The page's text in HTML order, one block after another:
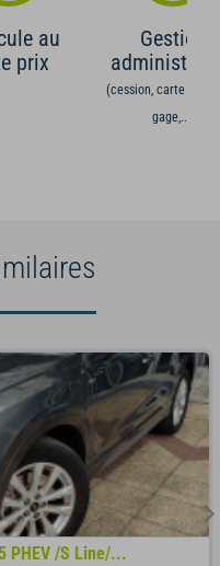
au
prix
Gestion
(cession, carte grise,
gage,...)
PHEV /S Line/...